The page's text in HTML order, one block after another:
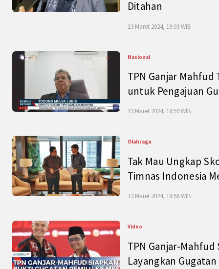
Ditahan
13 Maret 2024, 19:03 WIB
Nasional
TPN Ganjar
untuk Pengajuan
13 Maret 2024, 18:59 WIB
Olahraga
Tak Mau Ungkap
Timnas Indonesia
13 Maret 2024, 18:56 WIB
Video
TPN Ganjar-
Layangkan